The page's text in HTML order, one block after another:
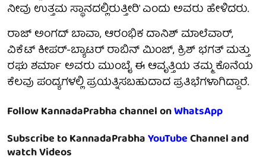
ನೀವು ಉತ್ತಮ ಸ್ಥಾನದಲ್ಲಿರುತ್ತೀರಿ' ಎಂದು ಅವರು ಹೇಳಿದರು.
ರಾಜ್ ಅಂಗದ್ ಬಾವಾ, ಆರಂಭಿಕ ದಾನಿಶ್ ಮಾಲೆವಾರ್,
ವಿಕೆಟ್ ಕೀಪರ್-ಬ್ಯಾಟರ್ ರಾಬಿನ್ ಮಿಂಜ್, ಕ್ರಿಶ್ ಭಗತ್ ಮತ್ತು
ರಘು ಶರ್ಮಾ ಅವರು ಮುಂಬೈ ಈ ಆವೃತ್ತಿಯ ತಮ್ಮ ಕೊನೆಯ
ಕೆಲವು ಪಂದ್ಯಗಳಲ್ಲಿ ಪ್ರಯತ್ನಿಸಬಹುದಾದ ಪ್ರತಿಭೆಗಳಾಗಿದ್ದಾರೆ.
Follow KannadaPrabha channel onWhatsApp
Subscribe to KannadaPrabhaYouTubeChannel and
watch Videos